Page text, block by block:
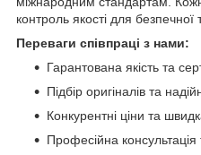
контроль якості для безпечної
Переваги співпраці з нами:
Гарантована якість та
Підбір оригіналів та
Конкурентні ціни та
Професійна консультація